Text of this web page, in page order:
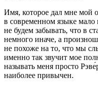
Имя, которое дал мне мой
в современном языке
не будем забывать, что в
немного иначе, а
не похоже на то, что мы
именно так звучит мое
называть меня просто
наиболее привычен.